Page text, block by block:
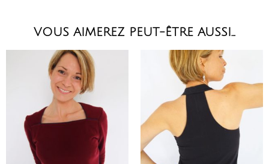
VOUS AIMEREZ PEUT-ÊTRE AUSSI…